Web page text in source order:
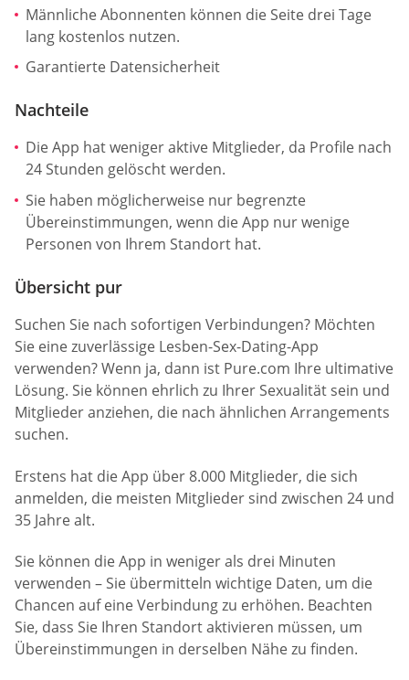
Männliche Abonnenten können die Seite drei Tage
lang kostenlos nutzen.
Garantierte Datensicherheit
Nachteile
Die App hat weniger aktive Mitglieder, da Profile nach
24 Stunden gelöscht werden.
Sie haben möglicherweise nur begrenzte
Übereinstimmungen, wenn die App nur wenige
Personen von Ihrem Standort hat.
Übersicht pur
Suchen Sie nach sofortigen Verbindungen? Möchten
Sie eine zuverlässige Lesben-Sex-Dating-App
verwenden? Wenn ja, dann ist Pure.com Ihre ultimative
Lösung. Sie können ehrlich zu Ihrer Sexualität sein und
Mitglieder anziehen, die nach ähnlichen Arrangements
suchen.
Erstens hat die App über 8.000 Mitglieder, die sich
anmelden, die meisten Mitglieder sind zwischen 24 und
35 Jahre alt.
Sie können die App in weniger als drei Minuten
verwenden – Sie übermitteln wichtige Daten, um die
Chancen auf eine Verbindung zu erhöhen. Beachten
Sie, dass Sie Ihren Standort aktivieren müssen, um
Übereinstimmungen in derselben Nähe zu finden.